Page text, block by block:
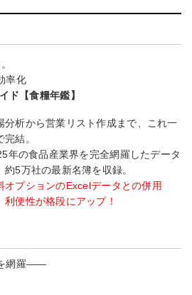
率化
ド【食糧年鑑】
分析から営業リスト作成まで、これ一
完結。
年の食品産業界を完全網羅したデータ
約5万社の最新名簿を収録。
オプションのExcelデータとの併用
利便性が格段にアップ！
網羅――